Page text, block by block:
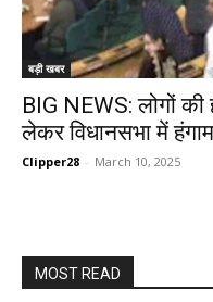
बड़ी खबर
BIG NEWS: लोगों
लेकर विधानसभा में
Clipper28 - March 10, 2025
MOST READ